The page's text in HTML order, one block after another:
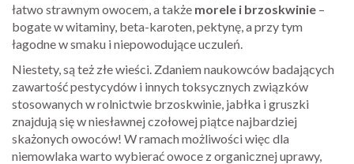
łatwo strawnym owocem, a także morele i brzoskwinie –
bogate w witaminy, beta-karoten, pektynę, a przy tym
łagodne w smaku i niepowodujące uczuleń.
Niestety, są też złe wieści. Zdaniem naukowców badających
zawartość pestycydów i innych toksycznych związków
stosowanych w rolnictwie brzoskwinie, jabłka i gruszki
znajdują się w niesławnej czołowej piątce najbardziej
skażonych owoców! W ramach możliwości więc dla
niemowlaka warto wybierać owoce z organicznej uprawy,